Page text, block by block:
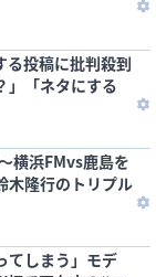
る投稿に批判殺到
」「ネタにする
横浜FMvs鹿島を
木隆行のトリプル
てしまう」モデ